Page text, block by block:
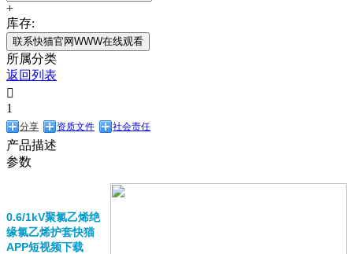
+
库存:
联系快猫官网WWW在线观看
所属分类
返回列表

1
分享 资质文件 社会责任
产品描述
参数
0.6/1kV聚氯乙烯绝
缘氯乙烯护套快猫
APP短视频下载